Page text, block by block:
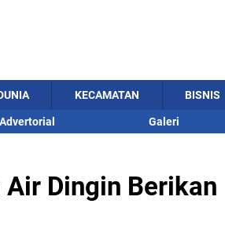
KECAMATAN BISNIS
Advertorial Galeri
Dingin Berikan